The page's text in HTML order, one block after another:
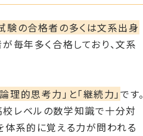
験の合格者の多くは文系出身
毎年多く合格しており、文系
的思考力」と「継続力」です。
レベルの数学知識で十分対
体系的に覚える力が問われる